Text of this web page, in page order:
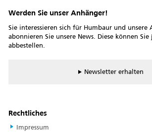
Werden Sie unser Anhänger!
Sie interessieren sich für Humbaur und unsere
abonnieren Sie unsere News. Diese können
abbestellen.
Newsletter erhalten
Rechtliches
Impressum